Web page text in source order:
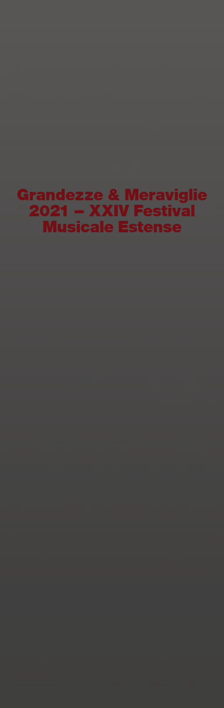
Grandezze & Meraviglie
2021 – XXIV Festival
Musicale Estense